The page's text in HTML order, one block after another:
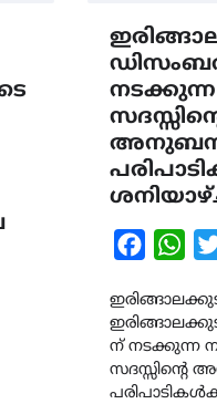
ന് നടക്കുന്ന
സദസ്സിന്റെ